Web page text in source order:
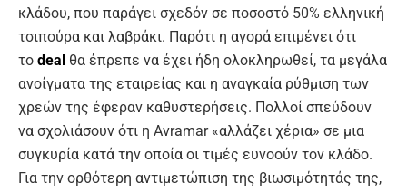
κλάδου, που παράγει σχεδόν σε ποσοστό 50% ελληνική
τσιπούρα και λαβράκι. Παρότι η αγορά επιμένει ότι
το deal θα έπρεπε να έχει ήδη ολοκληρωθεί, τα μεγάλα
ανοίγματα της εταιρείας και η αναγκαία ρύθμιση των
χρεών της έφεραν καθυστερήσεις. Πολλοί σπεύδουν
να σχολιάσουν ότι η Avramar «αλλάζει χέρια» σε μια
συγκυρία κατά την οποία οι τιμές ευνοούν τον κλάδο.
Για την ορθότερη αντιμετώπιση της βιωσιμότητάς της,